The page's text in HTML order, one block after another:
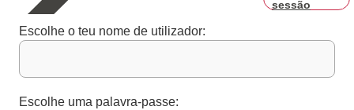
sessão
Escolhe o teu nome de utilizador:
Escolhe uma palavra-passe: